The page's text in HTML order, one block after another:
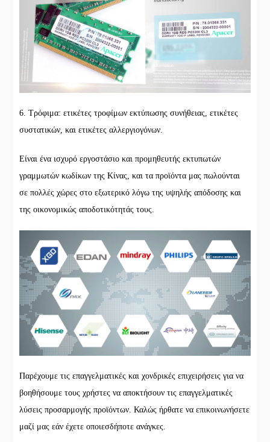
6. Τρόφιμα: ετικέτες τροφίμων εκτύπωσης συνήθειας, ετικέτες
συστατικών, και ετικέτες αλλεργιογόνων.
Είναι ένα ισχυρό εργοστάσιο και προμηθευτής εκτυπωτών
γραμμωτών κωδίκων της Κίνας, και τα προϊόντα μας πωλούνται
σε πολλές χώρες στο εξωτερικό λόγω της υψηλής απόδοσης και
της οικονομικώς αποδοτικότητάς τους.
Παρέχουμε τις επαγγελματικές και χονδρικές επιχειρήσεις για να
βοηθήσουμε τους χρήστες να αποκτήσουν τις επαγγελματικές
λύσεις προσαρμογής προϊόντων. Καλώς ήρθατε να επικοινωνήσετε
μαζί μας εάν έχετε οποιεσδήποτε ανάγκες.